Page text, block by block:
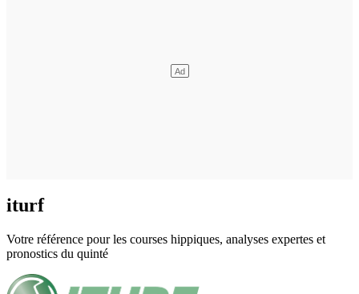
iturf
Votre référence pour les courses hippiques, analyses expertes et
pronostics du quinté